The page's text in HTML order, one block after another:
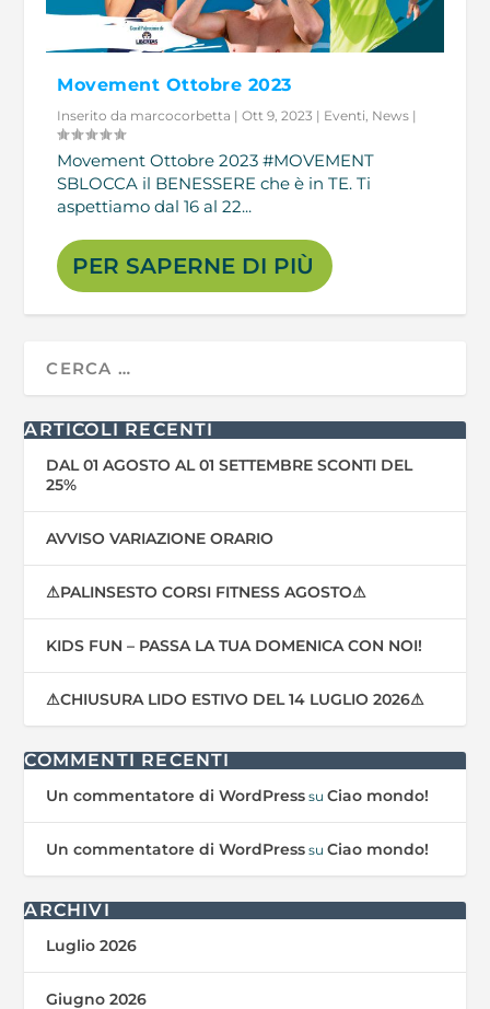
Movement Ottobre 2023
Inserito da marcocorbetta |Ott 9, 2023 | Eventi News |
Movement Ottobre 2023 #MOVEMENT
SBLOCCA il BENESSERE che è in TE. Ti
aspettiamo dal 16 al 22...
PER SAPERNE DI PIÙ
ARTICOLI RECENTI
DAL 01 AGOSTO AL 01 SETTEMBRE SCONTI DEL
25%
AVVISO VARIAZIONE ORARIO
⚠PALINSESTO CORSI FITNESS AGOSTO⚠
KIDS FUN – PASSA LA TUA DOMENICA CON NOI!
⚠CHIUSURA LIDO ESTIVO DEL 14 LUGLIO 2026⚠
COMMENTI RECENTI
Un commentatore di WordPress suCiao mondo!
Un commentatore di WordPress suCiao mondo!
ARCHIVI
Luglio 2026
Giugno 2026